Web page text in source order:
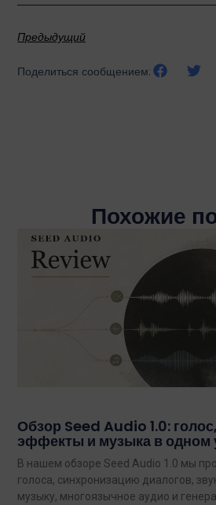
Предыдущий
Поделиться сообщением:
Похожие
Обзор Seed Audio 1.0:
эффекты и музыка в одном
В нашем обзоре Seed Audio 1.0 мы
голоса, синхронизацию диалогов,
музыку, многоязычное аудио и